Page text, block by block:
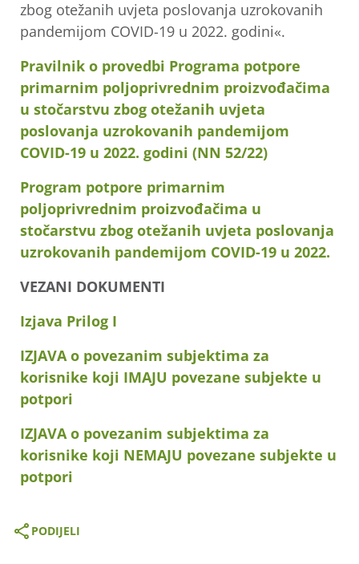
zbog otežanih uvjeta poslovanja uzrokovanih
pandemijom COVID-19 u 2022. godini«.
Pravilnik o provedbi Programa potpore
primarnim poljoprivrednim proizvođačima
u stočarstvu zbog otežanih uvjeta
poslovanja uzrokovanih pandemijom
COVID-19 u 2022. godini (NN 52/22)
Program potpore primarnim
poljoprivrednim proizvođačima u
stočarstvu zbog otežanih uvjeta poslovanja
uzrokovanih pandemijom COVID-19 u 2022.
VEZANI DOKUMENTI
Izjava Prilog I
IZJAVA o povezanim subjektima za
korisnike koji IMAJU povezane subjekte u
potpori
IZJAVA o povezanim subjektima za
korisnike koji NEMAJU povezane subjekte u
potpori
PODIJELI